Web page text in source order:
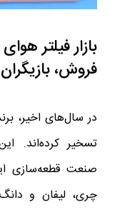
بازار فیلتر
فروش،
در سال‌های اخیر،
تسخیر کرده‌اند.
صنعت قطعه‌سازی
چری، لیفان و